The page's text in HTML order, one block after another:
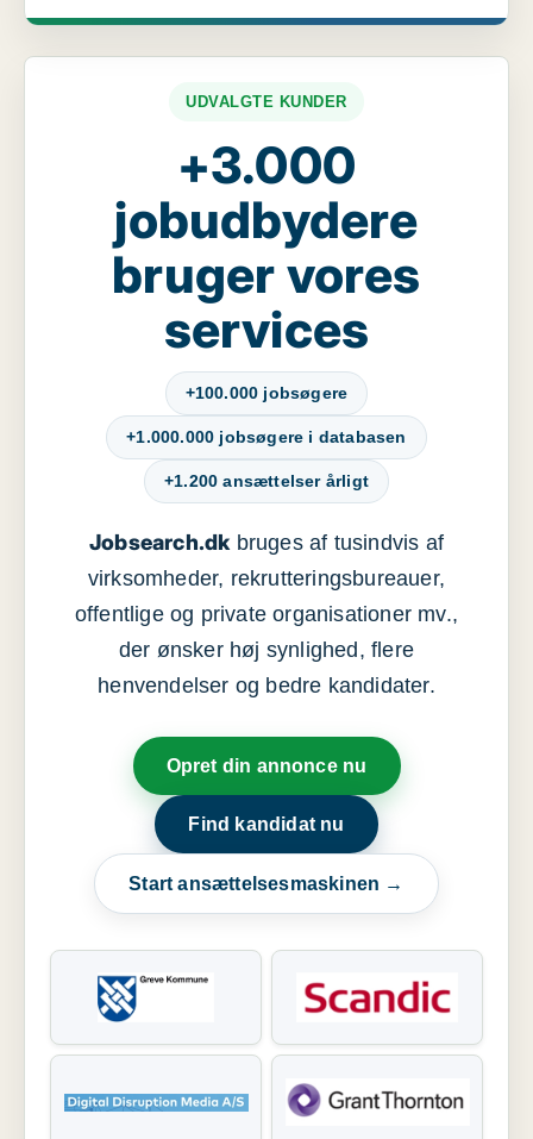
UDVALGTE KUNDER
+3.000
jobudbydere
bruger vores
services
+100.000 jobsøgere
+1.000.000 jobsøgere i databasen
+1.200 ansættelser årligt
Jobsearch.dkbruges af tusindvis af
virksomheder, rekrutteringsbureauer,
offentlige og private organisationer mv.,
der ønsker høj synlighed, flere
henvendelser og bedre kandidater.
Opret din annonce nu
Find kandidat nu
Start ansættelsesmaskinen →